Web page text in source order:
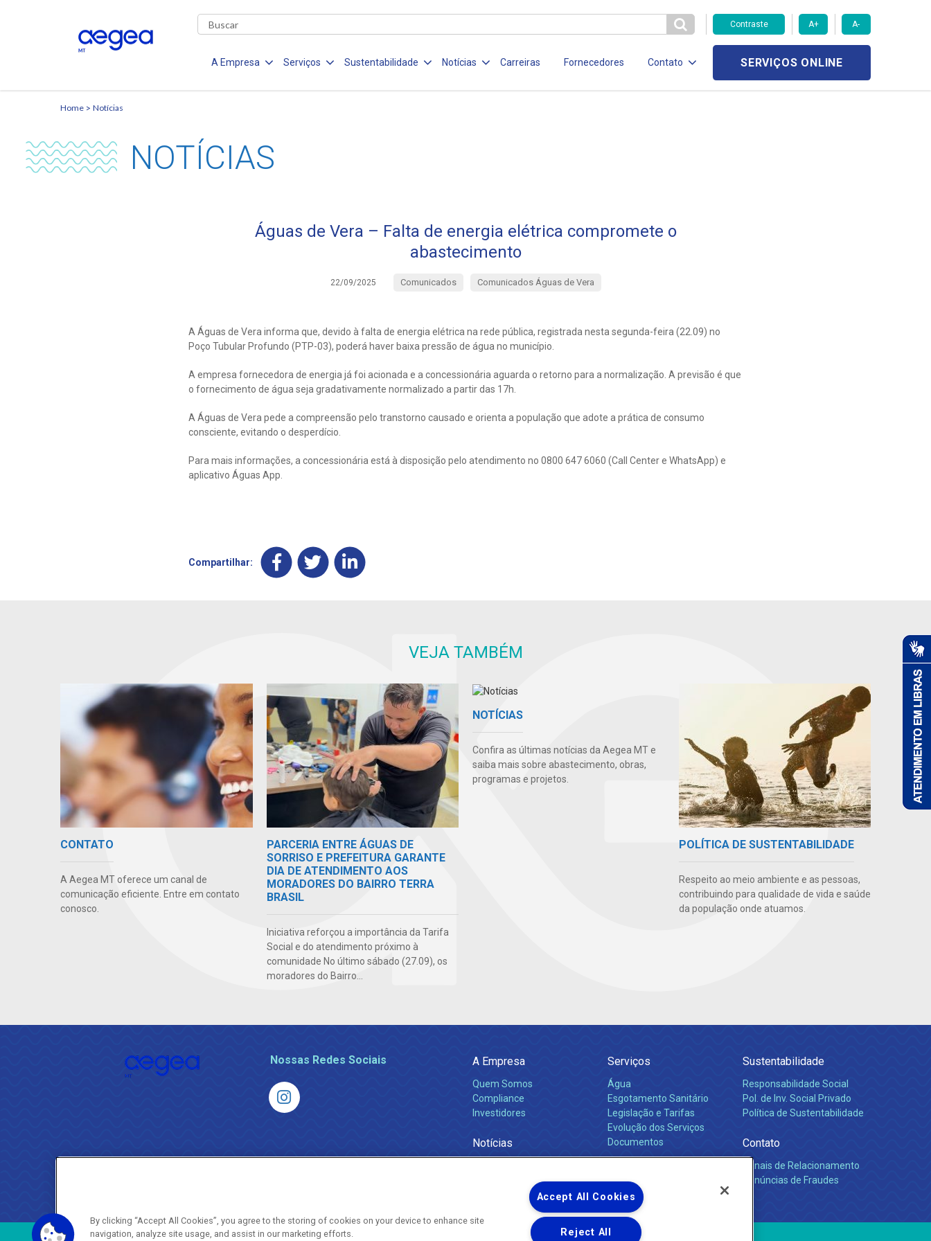
Contraste A+ A-
A Empresa Serviços Sustentabilidade Notícias Carreiras Fornecedores Contato SERVIÇOS ONLINE
Home Notícias
NOTÍCIAS
Águas de Vera – Falta de energia elétrica compromete o
abastecimento
22/09/2025 Comunicados Comunicados Águas de Vera
A Águas de Vera informa que, devido à falta de energia elétrica na rede pública, registrada nesta segunda-feira (22.09) no
Poço Tubular Profundo (PTP-03), poderá haver baixa pressão de água no município.
A empresa fornecedora de energia já foi acionada e a concessionária aguarda o retorno para a normalização. A previsão é que
o fornecimento de água seja gradativamente normalizado a partir das 17h.
A Águas de Vera pede a compreensão pelo transtorno causado e orienta a população que adote a prática de consumo
consciente, evitando o desperdício.
Para mais informações, a concessionária está à disposição pelo atendimento no 0800 647 6060 (Call Center e WhatsApp) e
aplicativo Águas App.
Compartilhar:
VEJA TAMBÉM
CONTATO
A Aegea MT oferece um canal de
comunicação eficiente. Entre em contato
conosco.
PARCERIA ENTRE ÁGUAS DE
SORRISO E PREFEITURA GARANTE
DIA DE ATENDIMENTO AOS
MORADORES DO BAIRRO TERRA
BRASIL
Iniciativa reforçou a importância da Tarifa
Social e do atendimento próximo à
comunidade No último sábado (27.09), os
moradores do Bairro...
NOTÍCIAS
Confira as últimas notícias da Aegea MT e
saiba mais sobre abastecimento, obras,
programas e projetos.
POLÍTICA DE SUSTENTABILIDADE
Respeito ao meio ambiente e as pessoas,
contribuindo para qualidade de vida e saúde
da população onde atuamos.
Nossas Redes Sociais A Empresa
Quem Somos
Compliance
Investidores
Notícias
Serviços
Água
Esgotamento Sanitário
Legislação e Tarifas
Evolução dos Serviços
Documentos
Sustentabilidade
Responsabilidade Social
Pol. de Inv. Social Privado
Política de Sustentabilidade
Contato
Canais de Relacionamento
Denúncias de Fraudes
By clicking “Accept All Cookies”, you agree to the storing of cookies on your device to enhance site
navigation, analyze site usage, and assist in our marketing efforts.
Accept All Cookies
Reject All